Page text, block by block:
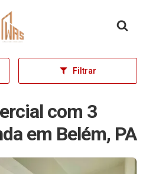
Página inicial
Filtrar
com 3
em Belém, PA